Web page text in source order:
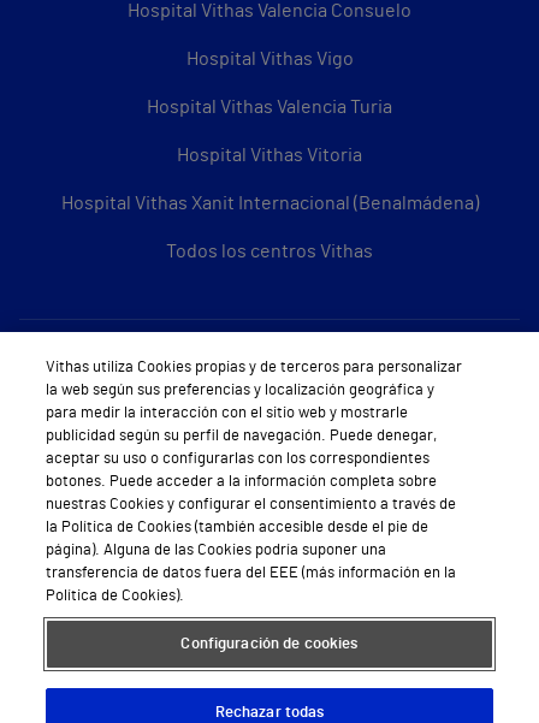
Hospital Vithas Valencia Consuelo
Hospital Vithas Vigo
Hospital Vithas Valencia Turia
Hospital Vithas Vitoria
Hospital Vithas Xanit Internacional (Benalmádena)
Todos los centros Vithas
Sobre Vithas
Quiénes somos
Trabajar en Vithas
Teléfono Cita Médica
Teléfono Atención al Cliente
Política de seguridad y salud en el trabajo
Conoce a Supervita
Vithas utiliza Cookies propias y de terceros para personalizar
la web según sus preferencias y localización geográfica y
para medir la interacción con el sitio web y mostrarle
publicidad según su perfil de navegación. Puede denegar,
aceptar su uso o configurarlas con los correspondientes
botones. Puede acceder a la información completa sobre
nuestras Cookies y configurar el consentimiento a través de
la Política de Cookies (también accesible desde el pie de
página). Alguna de las Cookies podría suponer una
transferencia de datos fuera del EEE (más información en la
Política de Cookies).
Configuración de cookies
Rechazar todas